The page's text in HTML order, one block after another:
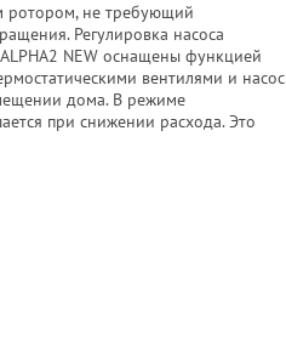
ротором, не требующий
Регулировка насоса
NEW оснащены функцией
вентилями и насос
дома. В режиме
при снижении расхода. Это